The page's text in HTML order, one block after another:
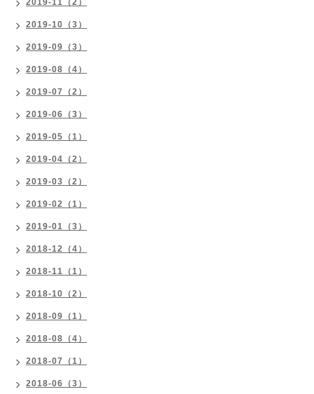
2019-11（2）
2019-10（3）
2019-09（3）
2019-08（4）
2019-07（2）
2019-06（3）
2019-05（1）
2019-04（2）
2019-03（2）
2019-02（1）
2019-01（3）
2018-12（4）
2018-11（1）
2018-10（2）
2018-09（1）
2018-08（4）
2018-07（1）
2018-06（3）